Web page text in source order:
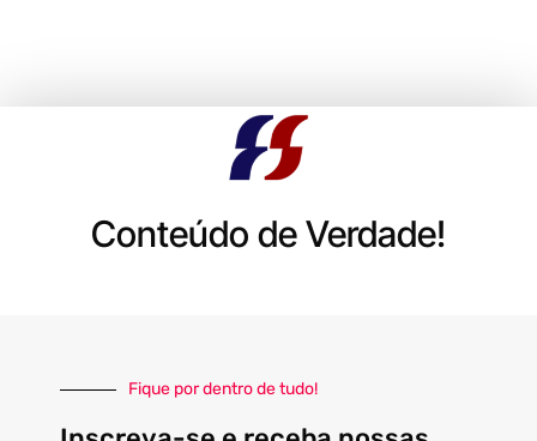
Conteúdo de Verdade!
Fique por dentro de tudo!